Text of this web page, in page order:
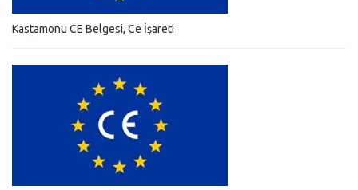
Kastamonu CE Belgesi, Ce İşareti